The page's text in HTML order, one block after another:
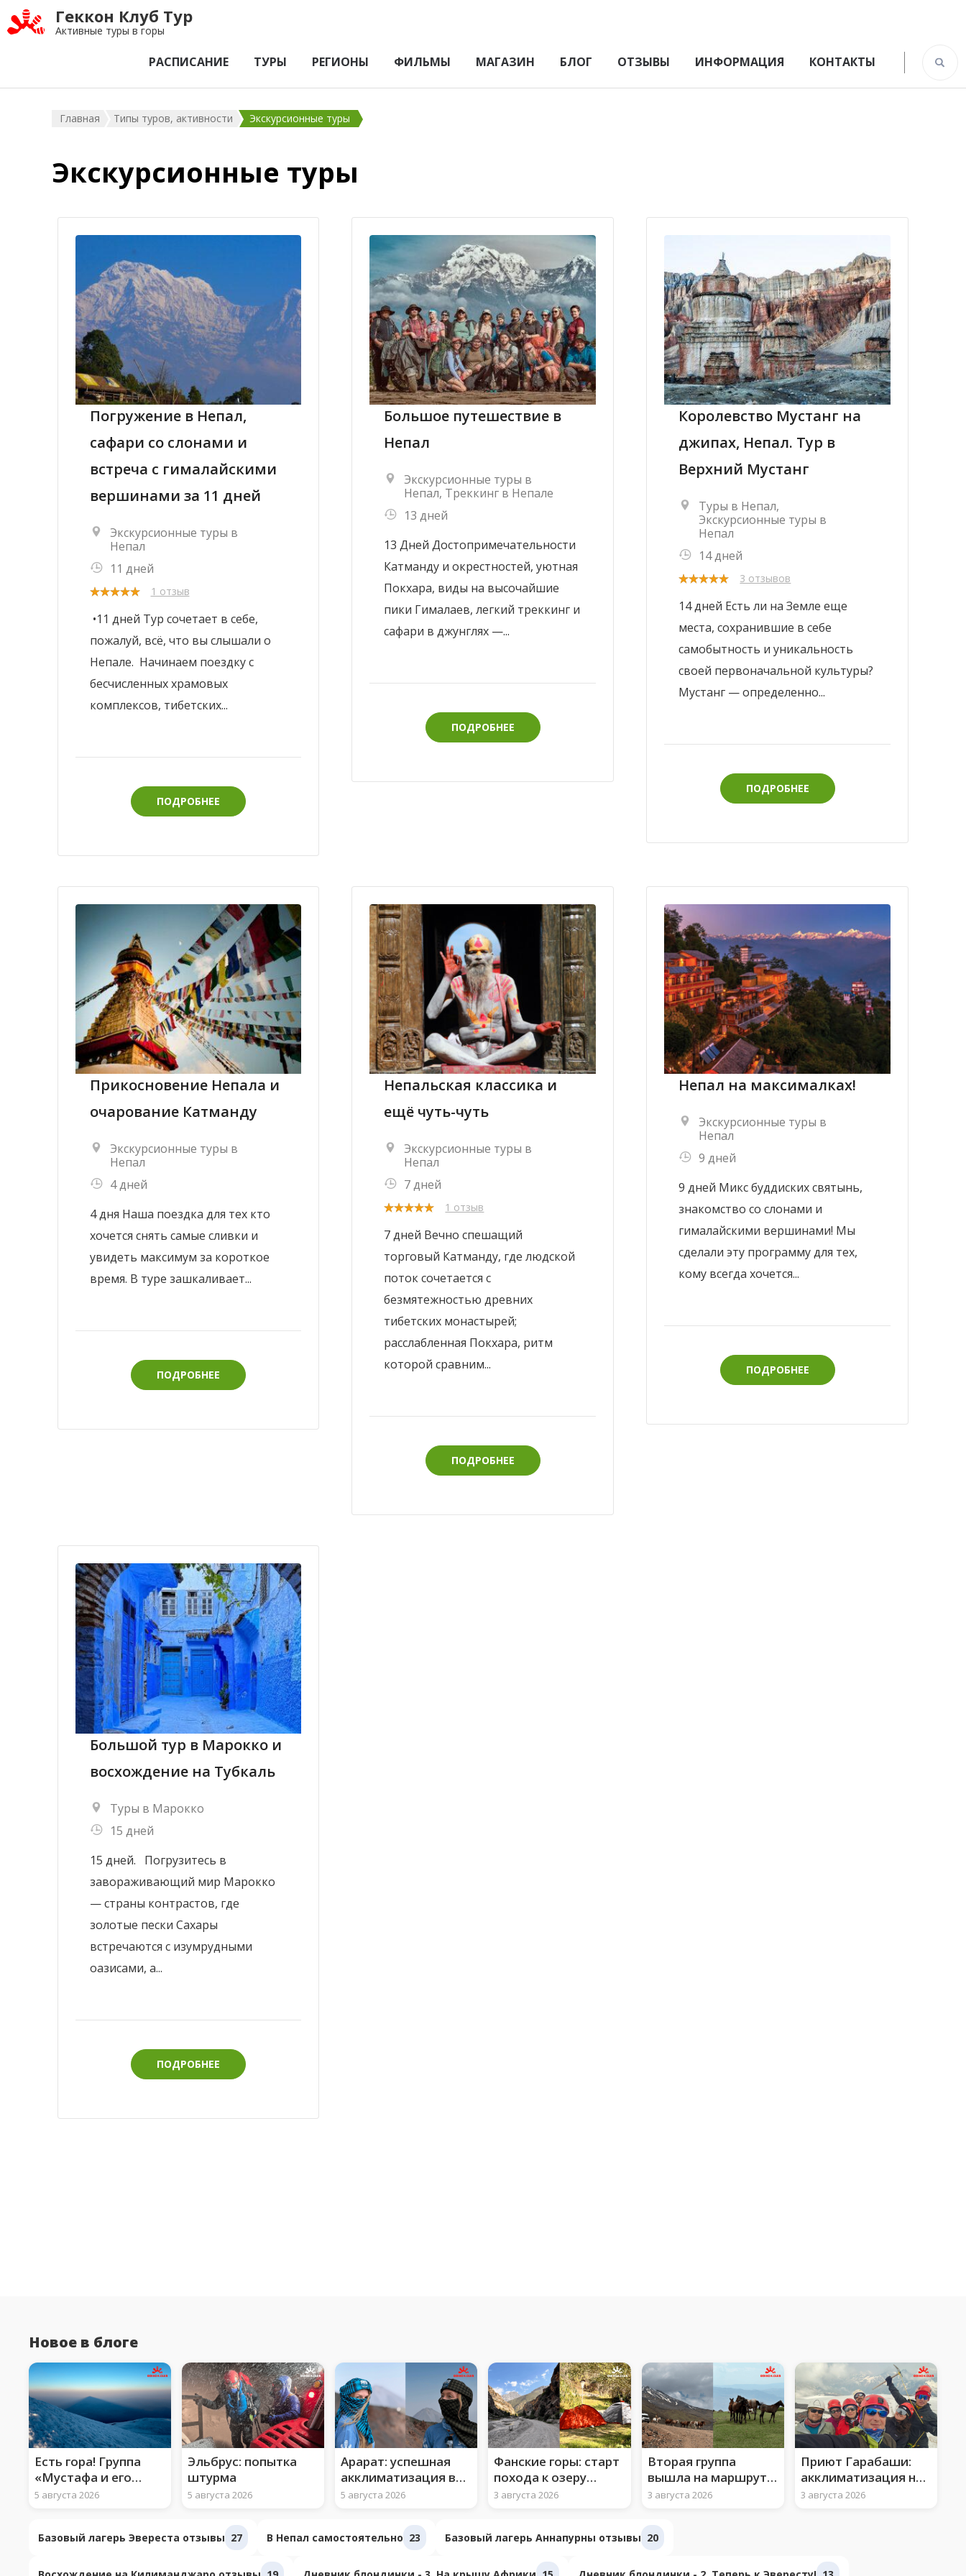
Геккон Клуб Тур
Активные туры в горы
РАСПИСАНИЕ ТУРЫ РЕГИОНЫ ФИЛЬМЫ МАГАЗИН БЛОГ ОТЗЫВЫ ИНФОРМАЦИЯ КОНТАКТЫ
Главная Типы туров, активности Экскурсионные туры
Экскурсионные туры
Погружение в Непал,
сафари со слонами и
встреча с гималайскими
вершинами за 11 дней
Экскурсионные туры в
Непал
11 дней
1 отзыв
•11 дней Тур сочетает в себе,
пожалуй, всё, что вы слышали о
Непале. Начинаем поездку с
бесчисленных храмовых
комплексов, тибетских...
ПОДРОБНЕЕ
Большое путешествие в
Непал
Экскурсионные туры в
Непал, Треккинг в Непале
13 дней
13 Дней Достопримечательности
Катманду и окрестностей, уютная
Покхара, виды на высочайшие
пики Гималаев, легкий треккинг и
сафари в джунглях —...
ПОДРОБНЕЕ
Королевство Мустанг на
джипах, Непал. Тур в
Верхний Мустанг
Туры в Непал,
Экскурсионные туры в
Непал
14 дней
3 отзывов
14 дней Есть ли на Земле еще
места, сохранившие в себе
самобытность и уникальность
своей первоначальной культуры?
Мустанг — определенно...
ПОДРОБНЕЕ
Прикосновение Непала и
очарование Катманду
Экскурсионные туры в
Непал
4 дней
4 дня Наша поездка для тех кто
хочется снять самые сливки и
увидеть максимум за короткое
время. В туре зашкаливает...
ПОДРОБНЕЕ
Непальская классика и
ещё чуть-чуть
Экскурсионные туры в
Непал
7 дней
1 отзыв
7 дней Вечно спешащий
торговый Катманду, где людской
поток сочетается с
безмятежностью древних
тибетских монастырей;
расслабленная Покхара, ритм
которой сравним...
ПОДРОБНЕЕ
Непал на максималках!
Экскурсионные туры в
Непал
9 дней
9 дней Микс буддиских святынь,
знакомство со слонами и
гималайскими вершинами! Мы
сделали эту программу для тех,
кому всегда хочется...
ПОДРОБНЕЕ
Большой тур в Марокко и
восхождение на Тубкаль
Туры в Марокко
15 дней
15 дней. Погрузитесь в
завораживающий мир Марокко
— страны контрастов, где
золотые пески Сахары
встречаются с изумрудными
оазисами, а...
ПОДРОБНЕЕ
Новое в блоге
Есть гора! Группа
«Мустафа и его
арафатки» взошли
5 августа 2026
Эльбрус: попытка
штурма
5 августа 2026
Арарат: успешная
акклиматизация во
втором лагере
5 августа 2026
Фанские горы: старт
похода к озеру
Искандеркуль
3 августа 2026
Вторая группа
вышла на маршрут к
вершине Арарата
3 августа 2026
Приют Гарабаши:
акклиматизация на
3850 м и ледово-
3 августа 2026
Базовый лагерь Эвереста отзывы 27 В Непал самостоятельно 23 Базовый лагерь Аннапурны отзывы 20